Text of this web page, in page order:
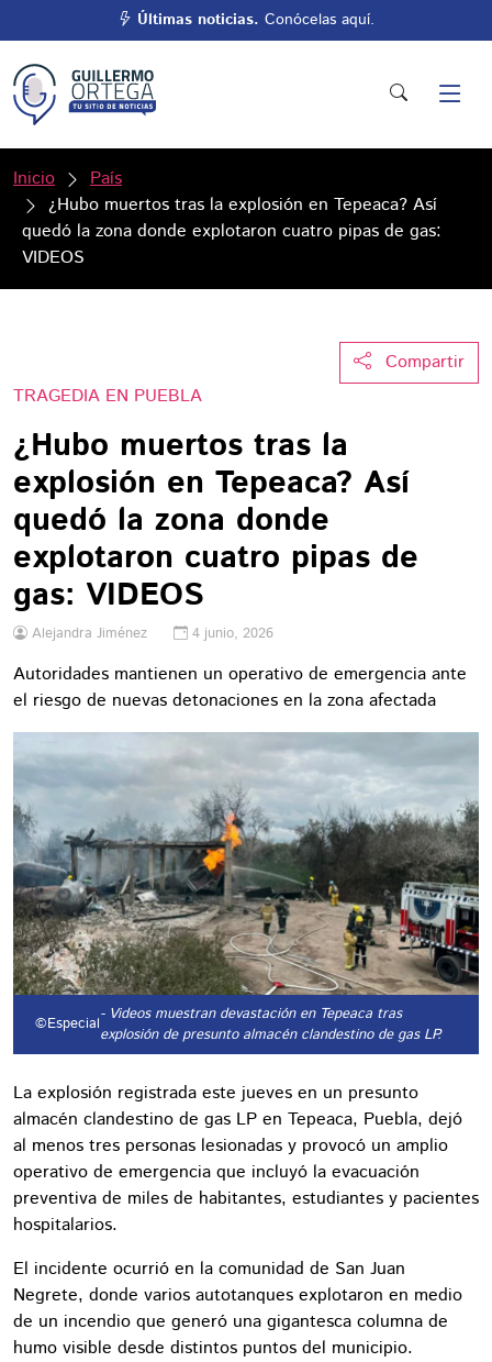
Últimas noticias. Conócelas aquí.
Inicio
País
¿Hubo muertos tras la explosión en Tepeaca? Así
quedó la zona donde explotaron cuatro pipas de gas:
VIDEOS
Compartir
TRAGEDIA EN PUEBLA
¿Hubo muertos tras la
explosión en Tepeaca? Así
quedó la zona donde
explotaron cuatro pipas de
gas: VIDEOS
Alejandra Jiménez 4 junio, 2026
Autoridades mantienen un operativo de emergencia ante
el riesgo de nuevas detonaciones en la zona afectada
©Especial- Videos muestran devastación en Tepeaca tras
explosión de presunto almacén clandestino de gas LP.
La explosión registrada este jueves en un presunto
almacén clandestino de gas LP en Tepeaca, Puebla, dejó
al menos tres personas lesionadas y provocó un amplio
operativo de emergencia que incluyó la evacuación
preventiva de miles de habitantes, estudiantes y pacientes
hospitalarios.
El incidente ocurrió en la comunidad de San Juan
Negrete, donde varios autotanques explotaron en medio
de un incendio que generó una gigantesca columna de
humo visible desde distintos puntos del municipio.